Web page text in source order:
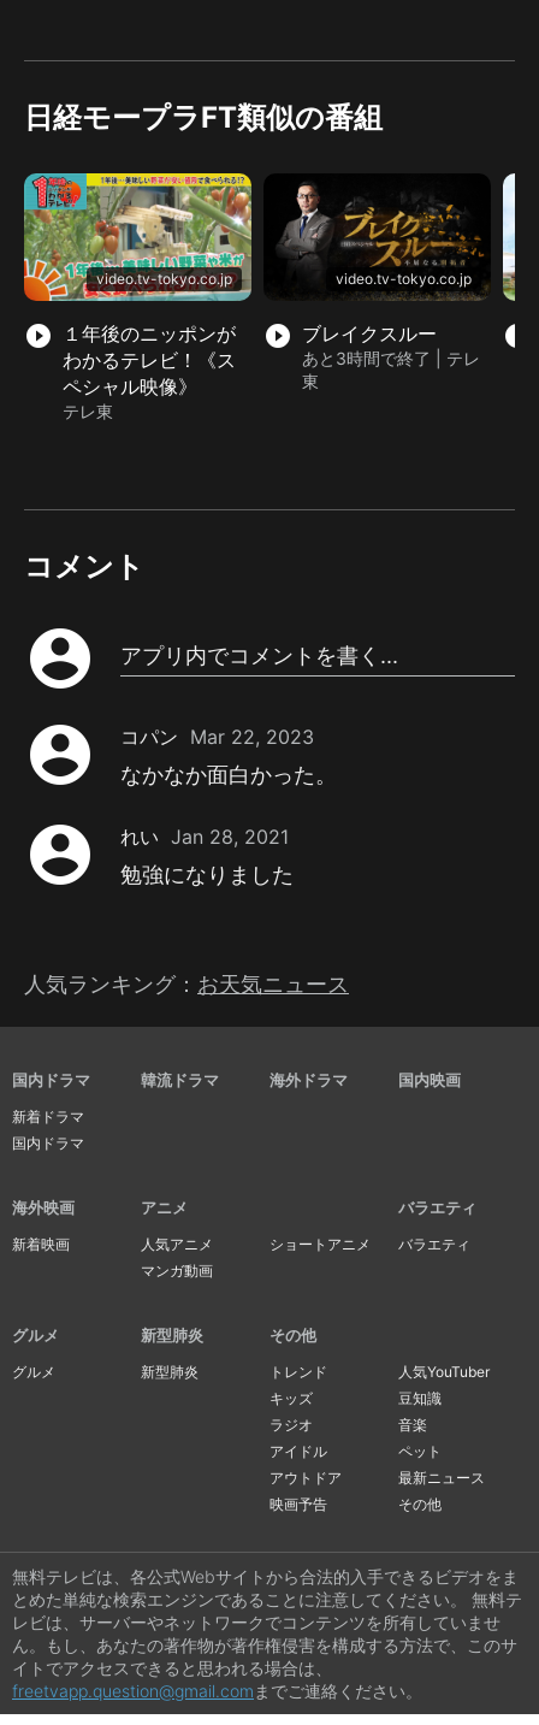
日経モープラFT類似の番組
video.tv-tokyo.co.jp
play_circle_filled
１年後のニッポンが
わかるテレビ！《ス
ペシャル映像》
テレ東
video.tv-tokyo.co.jp
play_circle_filled ブレイクスルー
あと3時間で終了 | テレ
東
play_circle_filled
コメント
account_circle アプリ内でコメントを書く...
account_circle コパン Mar 22, 2023
なかなか面白かった。
account_circle れい Jan 28, 2021
勉強になりました
人気ランキング： お天気ニュース
国内ドラマ
新着ドラマ
国内ドラマ
韓流ドラマ 海外ドラマ 国内映画
海外映画
新着映画
アニメ
人気アニメ
ショートアニメ
マンガ動画
バラエティ
バラエティ
グルメ
グルメ
新型肺炎
新型肺炎
その他
トレンド
人気YouTuber
キッズ
豆知識
ラジオ
音楽
アイドル
ペット
アウトドア
最新ニュース
映画予告
その他
無料テレビは、各公式Webサイトから合法的入手できるビデオをま
とめた単純な検索エンジンであることに注意してください。 無料テ
レビは、サーバーやネットワークでコンテンツを所有していませ
ん。もし、あなたの著作物が著作権侵害を構成する方法で、このサ
イトでアクセスできると思われる場合は、
freetvapp.question@gmail.com までご連絡ください。